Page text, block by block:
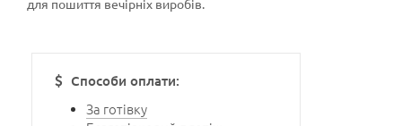
Способи оплати:
За готівку